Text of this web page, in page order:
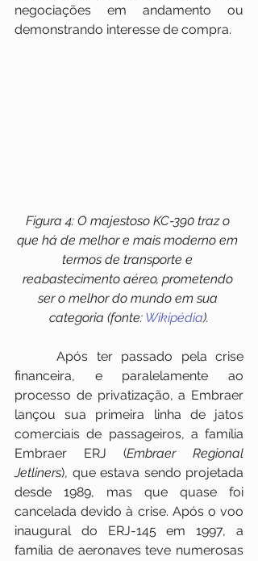
negociações em andamento ou
demonstrando interesse de compra.
Figura 4: O majestoso KC-390 traz o
que há de melhor e mais moderno em
termos de transporte e
reabastecimento aéreo, prometendo
ser o melhor do mundo em sua
categoria (fonte: Wikipédia).
     Após ter passado pela crise
financeira, e paralelamente ao
processo de privatização, a Embraer
lançou sua primeira linha de jatos
comerciais de passageiros, a família
Embraer ERJ (Embraer Regional
Jetliners), que estava sendo projetada
desde 1989, mas que quase foi
cancelada devido à crise. Após o voo
inaugural do ERJ-145 em 1997, a
família de aeronaves teve numerosas